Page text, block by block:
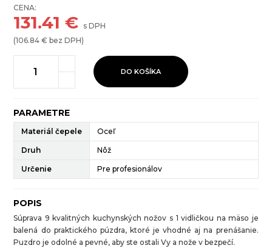
CENA:
131.41 € s DPH
(106.84 € bez DPH)
DO KOŠÍKA
PARAMETRE
Materiál čepele Oceľ
Druh Nôž
Určenie Pre profesionálov
POPIS
Súprava 9 kvalitných kuchynských nožov s 1 vidličkou na mäso je
balená do praktického púzdra, ktoré je vhodné aj na prenášanie.
Puzdro je odolné a pevné, aby ste ostali Vy a nože v bezpečí.